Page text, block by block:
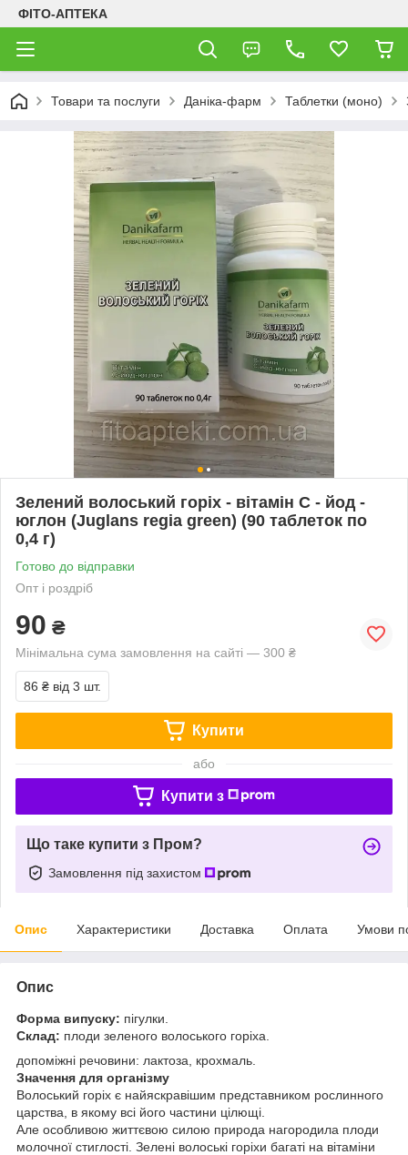
ФІТО-АПТЕКА
Товари та послуги Даніка-фарм Таблетки (моно)
Зелений волоський горіх - вітамін С - йод -
юглон (Juglans regia green) (90 таблеток по
0,4 г)
Готово до відправки
Опт і роздріб
90 ₴
Мінімальна сума замовлення на сайті — 300 ₴
86 ₴ від 3 шт.
Купити
або
Купити з
Що таке купити з Пром?
Замовлення під захистом
Опис Характеристики Доставка Оплата Умови
Опис
Форма випуску: пігулки.
Склад: плоди зеленого волоського горіха.
допоміжні речовини: лактоза, крохмаль.
Значення для організму
Волоський горіх є найяскравішим представником рослинного
царства, в якому всі його частини цілющі.
Але особливою життєвою силою природа нагородила плоди
молочної стиглості. Зелені волоські горіхи багаті на вітаміни